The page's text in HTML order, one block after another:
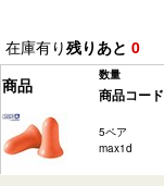
在庫有り残りあと 0
商品
数量
商品コード
5ペア
max1d